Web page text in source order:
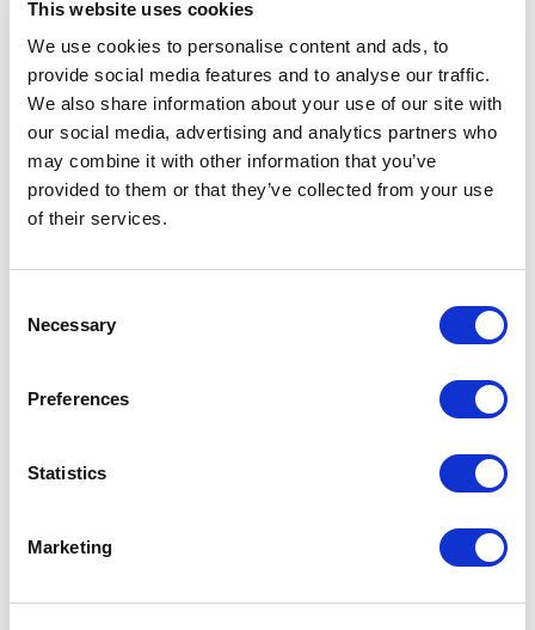
This website uses cookies
We use cookies to personalise content and ads, to
provide social media features and to analyse our traffic.
We also share information about your use of our site with
our social media, advertising and analytics partners who
may combine it with other information that you’ve
provided to them or that they’ve collected from your use
of their services.
Selection
Necessary
Preferences
Statistics
Marketing